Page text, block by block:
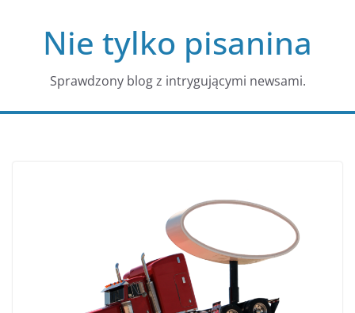
Nie tylko pisanina
Sprawdzony blog z intrygującymi newsami.